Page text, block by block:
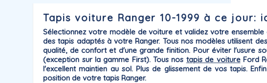
Tapis voiture Ranger 10-1999 à ce jour:
Sélectionnez votre modèle de voiture et validez votre
des tapis adaptés à votreRanger. Tous nos modèles utilisent
qualité, de confort et d'une grande finition. Pour éviter l'usure
(exception sur la gamme First). Tous nos tapis de voitureFord
l'excellent maintien au sol. Plus de glissement de vos tapis.
position de votre tapis Ranger.